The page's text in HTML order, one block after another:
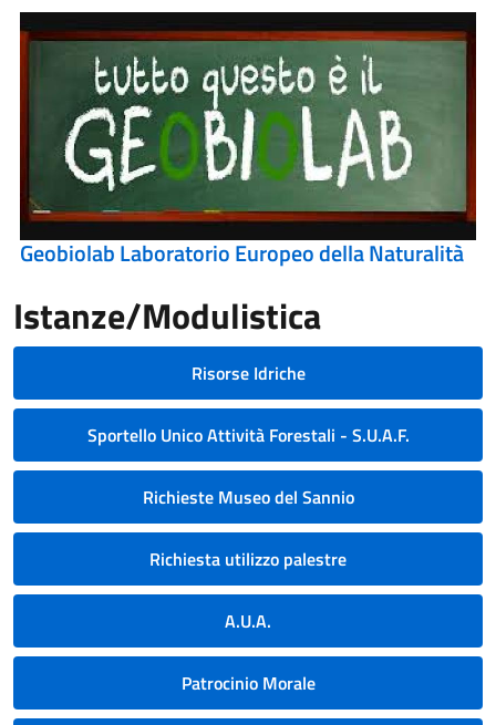
Geobiolab Laboratorio Europeo della Naturalità
Istanze/Modulistica
Risorse Idriche
Sportello Unico Attività Forestali - S.U.A.F.
Richieste Museo del Sannio
Richiesta utilizzo palestre
A.U.A.
Patrocinio Morale